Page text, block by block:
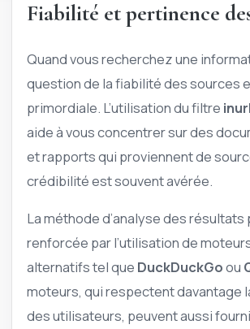
Fiabilité et pertinence
Quand vous recherchez une
question de la fiabilité des sources
primordiale. L’utilisation du filtre
aide à vous concentrer sur des
et rapports qui proviennent de
crédibilité est souvent avérée.
La méthode d’analyse des résultats
renforcée par l’utilisation de
alternatifs tel que DuckDuckGoou
moteurs, qui respectent davantage
des utilisateurs, peuvent aussi